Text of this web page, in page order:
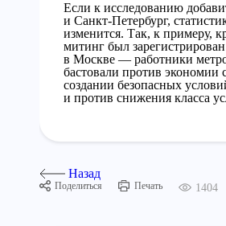
Если к исследованию
и Санкт-Петербург,
изменится. Так, к примеру,
митинг был
в Москве — работники
бастовали против экономии
создании безопасных
и против снижения класса
Назад
Поделиться Печать 1404